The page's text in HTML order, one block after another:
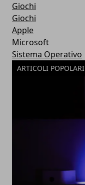
Giochi
Giochi
Apple
Microsoft
Sistema Operativo
ARTICOLI POPOLARI